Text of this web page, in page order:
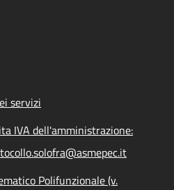
servizi
IVA dell'amministrazione:
Polifunzionale (v.